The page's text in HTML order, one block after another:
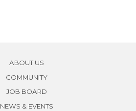
ABOUT US
COMMUNITY
JOB BOARD
NEWS & EVENTS